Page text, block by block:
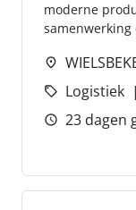
moderne
Logistiek
23 dagen